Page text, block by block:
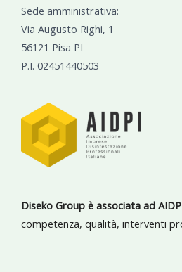
Sede amministrativa:
Via Augusto Righi, 1
56121 Pisa PI
P.I. 02451440503
Diseko Group è associata ad
competenza, qualità, interventi